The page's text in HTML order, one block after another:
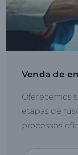
Venda de
Oferecemos
etapas de
processos